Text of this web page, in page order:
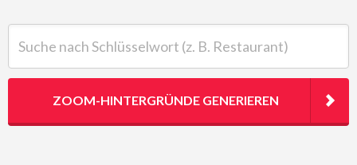
ZOOM-HINTERGRÜNDE GENERIEREN